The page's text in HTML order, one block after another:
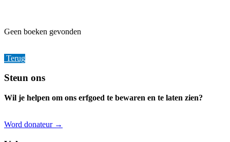
Geen boeken gevonden
Terug
Footer
Steun ons
Wil je helpen om ons erfgoed te bewaren en te laten zien?
Word donateur →